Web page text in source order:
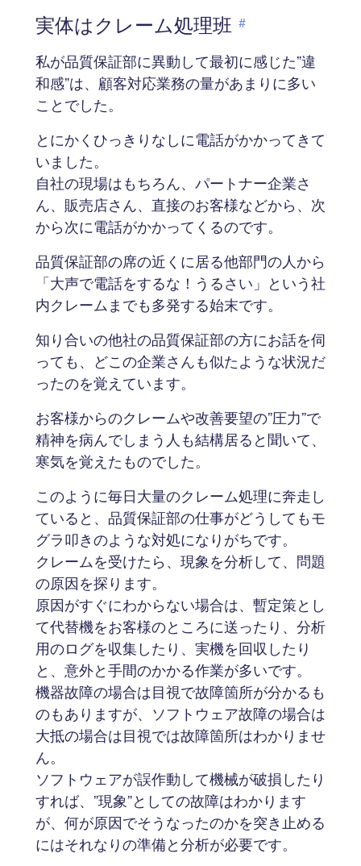
実体はクレーム処理班 #
私が品質保証部に異動して最初に感じた”違
和感”は、顧客対応業務の量があまりに多い
ことでした。
とにかくひっきりなしに電話がかかってきて
いました。
自社の現場はもちろん、パートナー企業さ
ん、販売店さん、直接のお客様などから、次
から次に電話がかかってくるのです。
品質保証部の席の近くに居る他部門の人から
「大声で電話をするな！うるさい」という社
内クレームまでも多発する始末です。
知り合いの他社の品質保証部の方にお話を伺
っても、どこの企業さんも似たような状況だ
ったのを覚えています。
お客様からのクレームや改善要望の”圧力”で
精神を病んでしまう人も結構居ると聞いて、
寒気を覚えたものでした。
このように毎日大量のクレーム処理に奔走し
ていると、品質保証部の仕事がどうしてもモ
グラ叩きのような対処になりがちです。
クレームを受けたら、現象を分析して、問題
の原因を探ります。
原因がすぐにわからない場合は、暫定策とし
て代替機をお客様のところに送ったり、分析
用のログを収集したり、実機を回収したり
と、意外と手間のかかる作業が多いです。
機器故障の場合は目視で故障箇所が分かるも
のもありますが、ソフトウェア故障の場合は
大抵の場合は目視では故障箇所はわかりませ
ん。
ソフトウェアが誤作動して機械が破損したり
すれば、”現象”としての故障はわかります
が、何が原因でそうなったのかを突き止める
にはそれなりの準備と分析が必要です。